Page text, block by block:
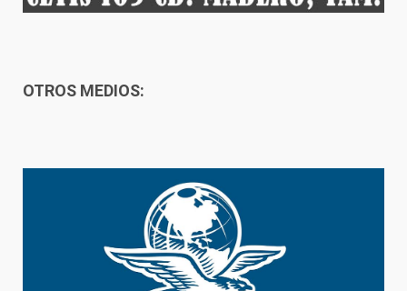
OTROS MEDIOS: